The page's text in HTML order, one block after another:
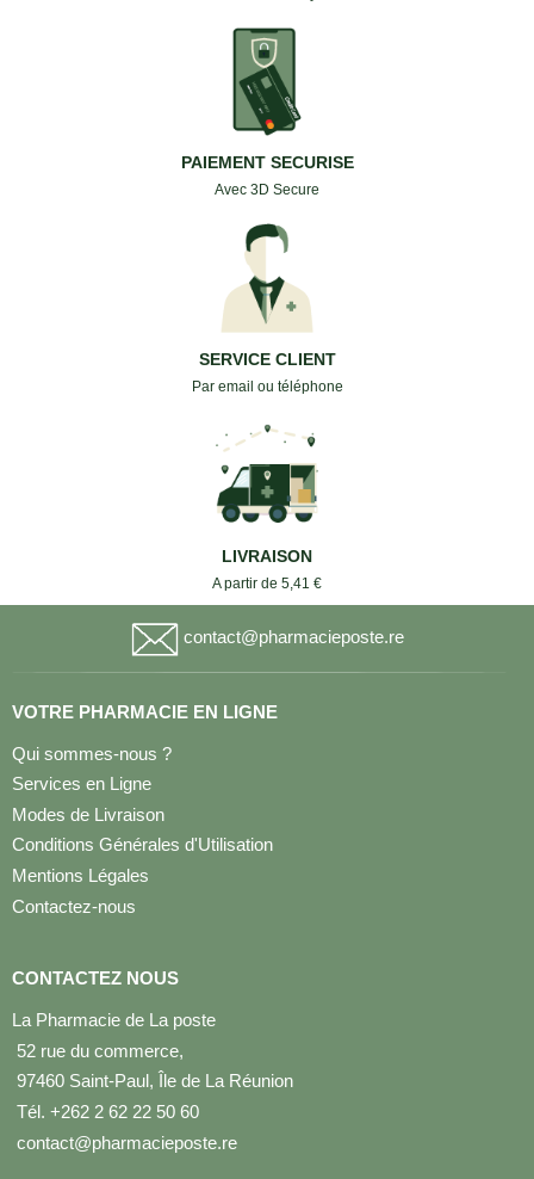
PAIEMENT SECURISE
Avec 3D Secure
SERVICE CLIENT
Par email ou téléphone
LIVRAISON
A partir de 5,41 €
contact@pharmacieposte.re
VOTRE PHARMACIE EN LIGNE
Qui sommes-nous ?
Services en Ligne
Modes de Livraison
Conditions Générales d'Utilisation
Mentions Légales
Contactez-nous
CONTACTEZ NOUS
La Pharmacie de La poste
52 rue du commerce,
97460 Saint-Paul, Île de La Réunion
Tél. +262 2 62 22 50 60
contact@pharmacieposte.re